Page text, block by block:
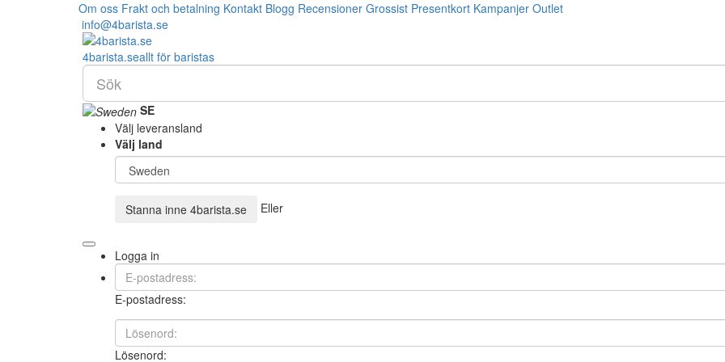
Om oss Frakt och betalning Kontakt Blogg Recensioner Grossist Presentkort Kampanjer Outlet
info@4barista.se
4barista.seallt för baristas
SE
Välj leveransland
Välj land
Stanna inne 4barista.se Eller
Logga in
E-postadress:
Lösenord: